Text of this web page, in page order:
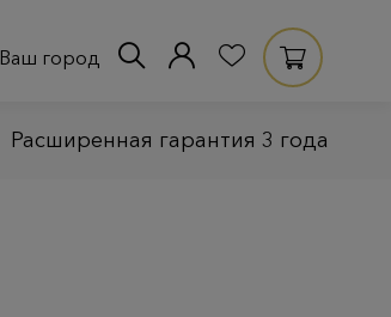
Ваш город
Расширенная гарантия 3 года